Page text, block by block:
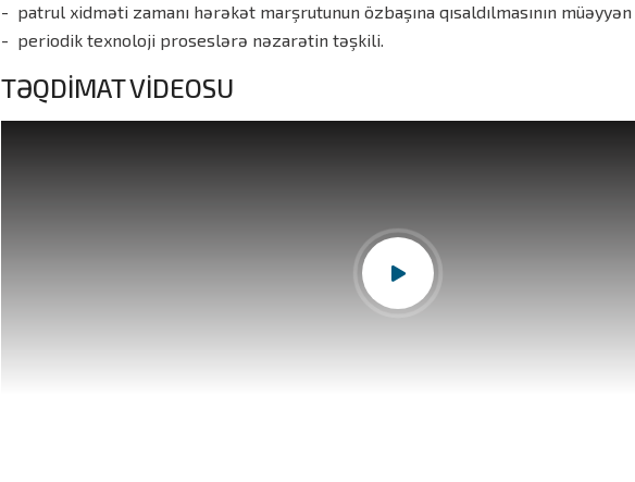
- patrul xidməti zamanı hərəkət marşrutunun özbaşına qısaldılmasının
- periodik texnoloji proseslərə nəzarətin təşkili.
TƏQDİMAT VİDEOSU